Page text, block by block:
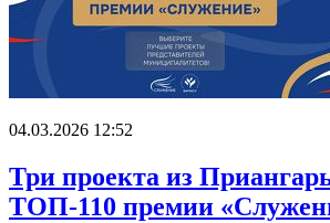
04.03.2026 12:52
Три проекта из
ТОП-110 премии